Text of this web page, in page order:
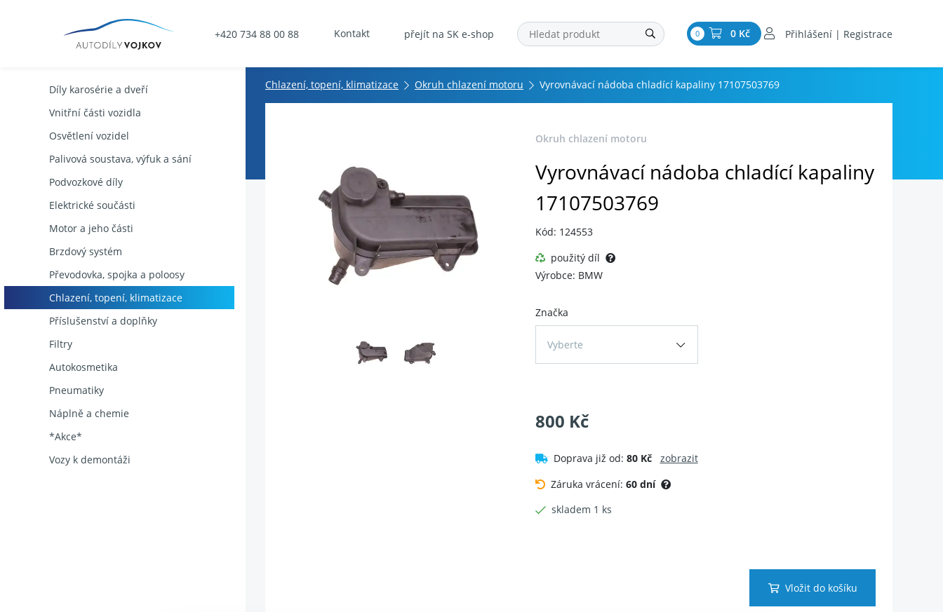
+420 734 88 00 88 Kontakt přejít na SK e-shop 0 0 Kč Přihlášení | Registrace
Díly karosérie a dveří
Vnitřní části vozidla
Osvětlení vozidel
Palivová soustava, výfuk a sání
Podvozkové díly
Elektrické součásti
Motor a jeho části
Brzdový systém
Převodovka, spojka a poloosy
Chlazení, topení, klimatizace
Příslušenství a doplňky
Filtry
Autokosmetika
Pneumatiky
Náplně a chemie
*Akce*
Vozy k demontáži
Chlazení, topení, klimatizace Okruh chlazení motoru Vyrovnávací nádoba chladící kapaliny 17107503769
Okruh chlazení motoru
Vyrovnávací nádoba chladící kapaliny
17107503769
Kód: 124553
použitý díl
Výrobce: BMW
Značka
Vyberte
800 Kč
Doprava již od: 80 Kč
zobrazit
Záruka vrácení: 60 dní
skladem 1 ks
Vložit do košíku